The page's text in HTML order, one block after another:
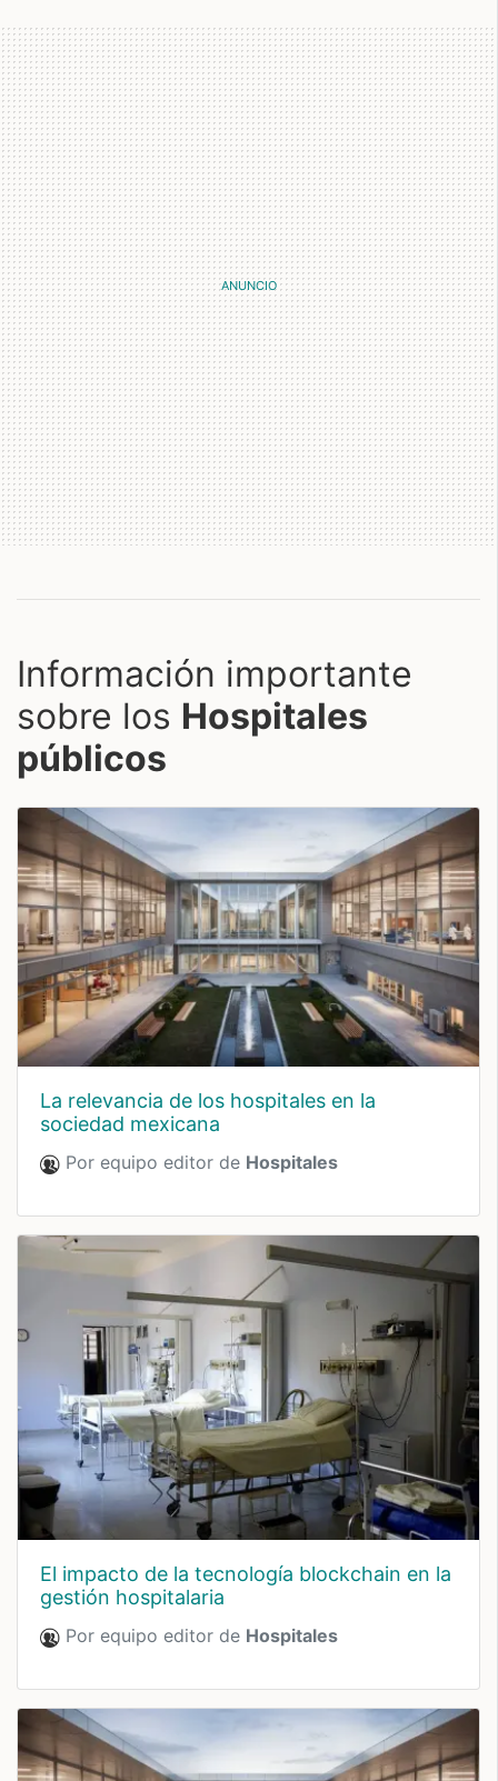
Información importante
sobre los Hospitales
públicos
La relevancia de los hospitales en la
sociedad mexicana
Por equipo editor de Hospitales
El impacto de la tecnología blockchain en la
gestión hospitalaria
Por equipo editor de Hospitales